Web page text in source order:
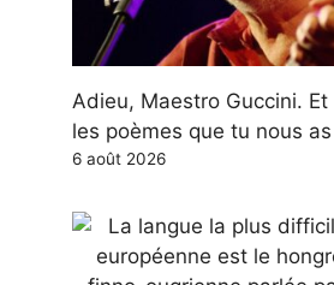
Adieu, Maestro Guccini.
les poèmes que tu nous
6 août 2026